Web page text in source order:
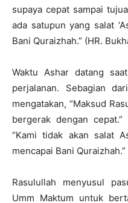
supaya cepat sampai
ada satupun yang salat
Bani Quraizhah.” (HR.
Waktu Ashar datang
perjalanan. Sebagian
mengatakan, “Maksud
bergerak dengan
“Kami tidak akan salat
mencapai Bani Quraizhah.”
Rasulullah menyusul
Umm Maktum untuk